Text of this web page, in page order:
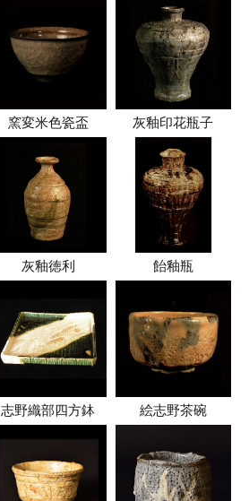
窯変米色瓷盃 灰釉印花瓶子
灰釉徳利 飴釉瓶
志野織部四方鉢 絵志野茶碗